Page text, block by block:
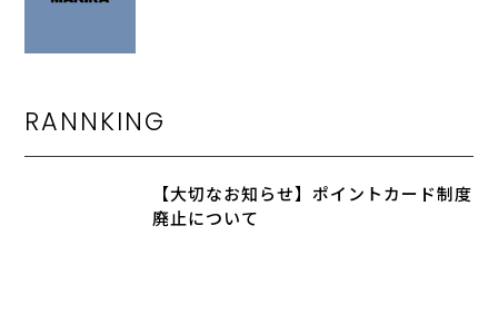
RANNKING
【大切なお知らせ】ポイントカード制度
廃止について